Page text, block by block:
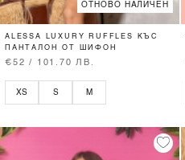
ОТНОВО НАЛИЧЕН
ALESSA LUXURY RUFFLES КЪС
ПАНТАЛОН ОТ ШИФОН
€52 / 101.70 ЛВ.
XS S M